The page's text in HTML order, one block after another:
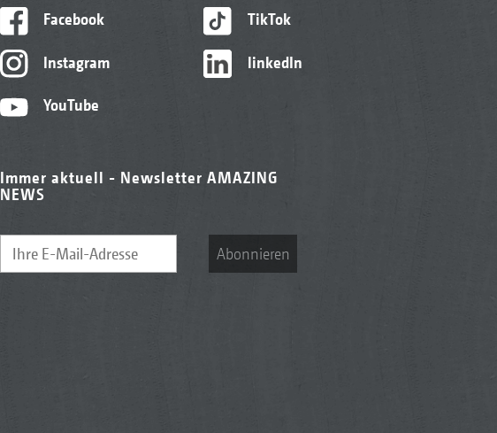
Facebook
Instagram
YouTube
TikTok
linkedIn
Immer aktuell - Newsletter AMAZING
NEWS
Abonnieren